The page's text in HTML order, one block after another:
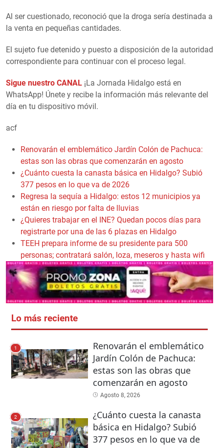
Al ser cuestionado, reconoció que la droga sería destinada a
la venta en pequeñas cantidades.
El sujeto fue detenido y puesto a disposición de la autoridad
correspondiente para continuar con el proceso legal.
Sigue nuestro CANAL ¡La Jornada Hidalgo está en
WhatsApp! Únete y recibe la información más relevante del
día en tu dispositivo móvil.
acf
Renovarán el emblemático Jardín Colón de Pachuca:
estas son las obras que comenzarán en agosto
¿Cuánto cuesta la canasta básica en Hidalgo? Subió
377 pesos en lo que va de 2026
Regresa la sequía a Hidalgo: estos 12 municipios ya
están en riesgo por falta de lluvias
¿Quieres trabajar en el INE? Quedan pocos días para
registrarte por una de las 6 plazas en Hidalgo
TEEH prepara informe de su presidente para 500
personas; contratará salón, loza, meseros y hasta wifi
Lo más reciente
1
Renovarán el emblemático
Jardín Colón de Pachuca:
estas son las obras que
comenzarán en agosto
Agosto 8, 2026
2
¿Cuánto cuesta la canasta
básica en Hidalgo? Subió
377 pesos en lo que va de